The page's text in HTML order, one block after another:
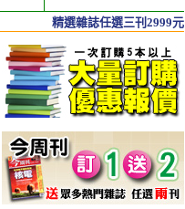
精選雜誌任選三刊2999元